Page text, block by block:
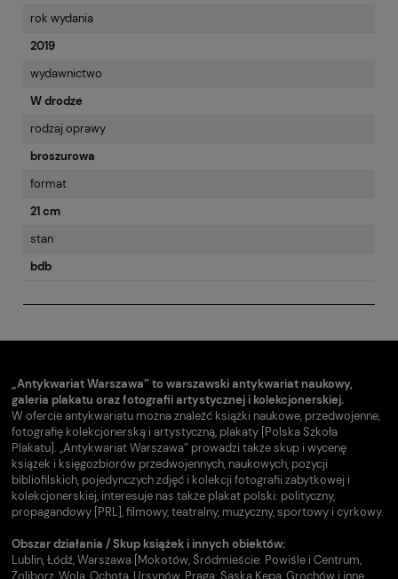
rok wydania
2019
wydawnictwo
W drodze
rodzaj oprawy
broszurowa
format
21 cm
stan
bdb
„Antykwariat Warszawa” to warszawski antykwariat naukowy,
galeria plakatu oraz fotografii artystycznej i kolekcjonerskiej.
W ofercie antykwariatu można znaleźć książki naukowe, przedwojenne,
fotografię kolekcjonerską i artystyczną, plakaty [Polska Szkoła
Plakatu]. „Antykwariat Warszawa” prowadzi także skup i wycenę
książek i księgozbiorów przedwojennych, naukowych, pozycji
bibliofilskich, pojedynczych zdjęć i kolekcji fotografii zabytkowej i
kolekcjonerskiej, interesuje nas także plakat polski: polityczny,
propagandowy [PRL], filmowy, teatralny, muzyczny, sportowy i cyrkowy.
Obszar działania / Skup książek i innych obiektów:
Lublin, Łódź, Warszawa [Mokotów, Śródmieście: Powiśle i Centrum,
Żoliborz, Wola, Ochota, Ursynów, Praga: Saska Kępa, Grochów i inne